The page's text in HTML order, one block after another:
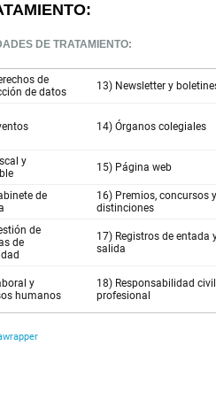
DE TRATAMIENTO: